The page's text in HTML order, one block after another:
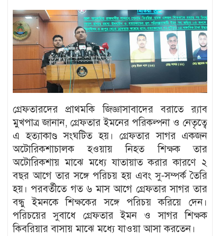
গ্রেফতারদের প্রাথমকি জিজ্ঞাসাবাদের বরাতে র‍্যাব
মুখপাত্র জানান, গ্রেফতার ইমনের পরিকল্পনা ও নেতৃত্বে
এ হত্যাকাণ্ড সংঘটিত হয়। গ্রেফতার সাগর একজন
অটোরিকশাচালক হওয়ায় নিহত শিক্ষক তার
অটোরিকশায় মাঝে মধ্যে যাতায়াত করার কারণে ২
বছর আগে তার সঙ্গে পরিচয় হয় এবং সু-সম্পর্ক তৈরি
হয়। পরবর্তীতে গত ৬ মাস আগে গ্রেফতার সাগর তার
বন্ধু ইমনকে শিক্ষকের সঙ্গে পরিচয় করিয়ে দেন।
পরিচয়ের সুবাধে গ্রেফতার ইমন ও সাগর শিক্ষক
কিবরিয়ার বাসায় মাঝে মধ্যে যাওয়া আসা করতেন।